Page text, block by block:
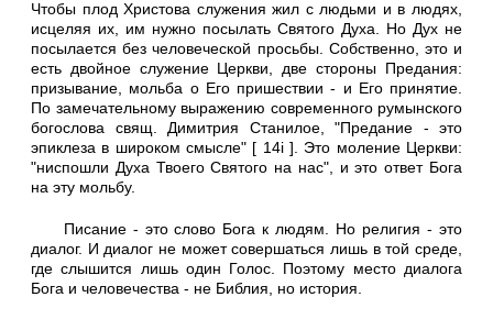
Чтобы плод Христова служения жил с людьми и в людях,
исцеляя их, им нужно посылать Святого Духа. Но Дух не
посылается без человеческой просьбы. Собственно, это и
есть двойное служение Церкви, две стороны Предания:
призывание, мольба о Его пришествии - и Его принятие.
По замечательному выражению современного румынского
богослова свящ. Димитрия Станилое, "Предание - это
эпиклеза в широком смысле" [ 14i ]. Это моление Церкви:
"ниспошли Духа Твоего Святого на нас", и это ответ Бога
на эту мольбу.
Писание - это слово Бога к людям. Но религия - это
диалог. И диалог не может совершаться лишь в той среде,
где слышится лишь один Голос. Поэтому место диалога
Бога и человечества - не Библия, но история.